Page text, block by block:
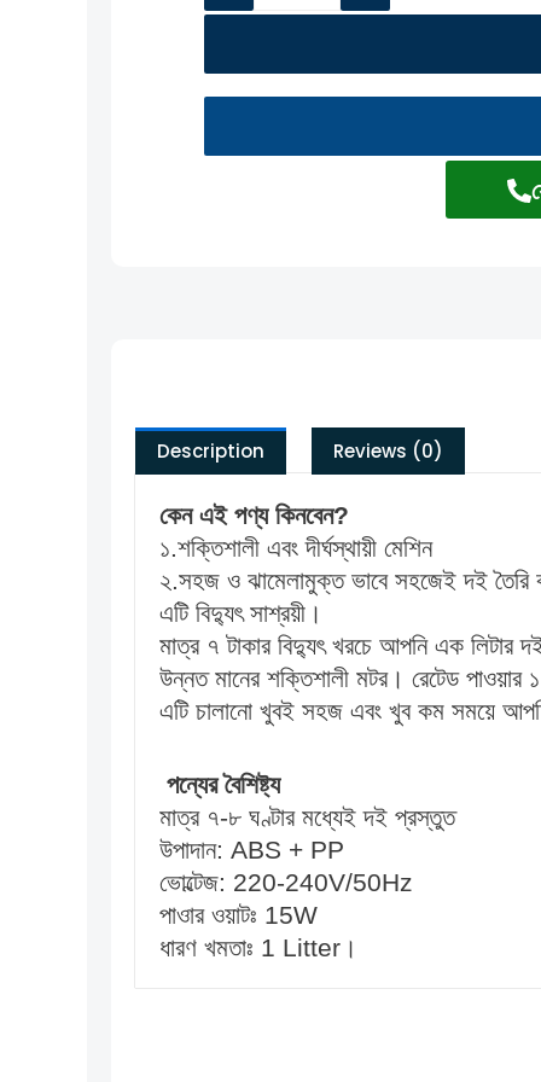
Description Reviews (0)
কেন এই পণ্য কিনবেন?
১.শক্তিশালী এবং দীর্ঘস্থায়ী মেশিন
২.সহজ ও ঝামেলামুক্ত ভাবে সহজেই দই তৈরি
এটি বিদ্যুৎ সাশ্রয়ী।
মাত্র ৭ টাকার বিদ্যুৎ খরচে আপনি এক লিটার
উন্নত মানের শক্তিশালী মটর। রেটেড
এটি চালানো খুবই সহজ এবং খুব কম সময়ে
পন্যের বৈশিষ্ট্য
মাত্র ৭-৮ ঘণ্টার মধ্যেই দই প্রস্তুত
উপাদান: ABS + PP
ভোল্টেজ: 220-240V/50Hz
পাওার ওয়াটঃ 15W
ধারণ খমতাঃ 1 Litter।